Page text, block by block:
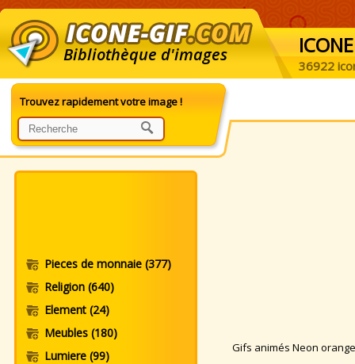
Bibliothèque d'images ICONE
36922
Trouvez rapidement votre image !
Pieces de monnaie (377)
Religion (640)
Element (24)
Meubles (180)
Lumiere (99)
Gifs animés Neon